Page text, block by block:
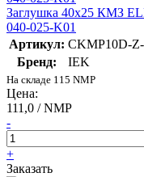
Заглушка 40х25 КМЗ
040-025-K01
Артикул: CKMP10D-
Бренд:
IEK
На складе 115 NMP
Цена:
111,0 / NMP
-
+
Заказать